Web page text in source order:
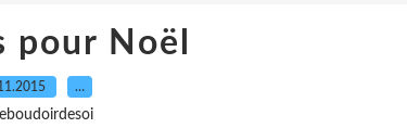
pour Noël
…